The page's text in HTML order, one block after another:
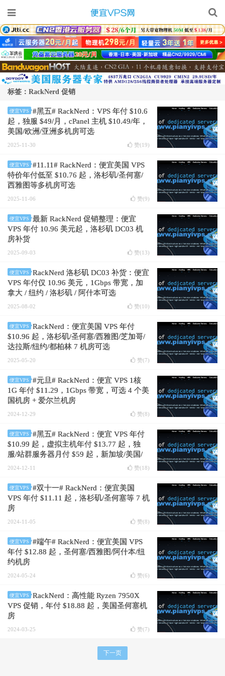
标签：RackNerd 促销
便宜VPS
#黑五# RackNerd：VPS 年付 $10.6
起，独服 $49/月，cPanel 主机 $10.49/年，
美国/欧洲/亚洲多机房可选
2025-11-30 赞(19)
便宜VPS
#11.11# RackNerd：便宜美国 VPS
特价年付低至 $10.76 起，洛杉矶/圣何塞/
西雅图等多机房可选
2025-11-06 赞(9)
便宜VPS
最新 RackNerd 促销整理：便宜
VPS 年付 10.96 美元起，洛杉矶 DC03 机
房补货
2025-09-03 赞(13)
便宜VPS
RackNerd 洛杉矶 DC03 补货：便宜
VPS 年付仅 10.96 美元，1Gbps 带宽，加
拿大 / 纽约 / 洛杉矶 / 阿什本可选
2025-08-02 赞(10)
便宜VPS
RackNerd：便宜美国 VPS 年付
$10.96 起，洛杉矶/圣何塞/西雅图/芝加哥/
达拉斯/纽约/都柏林 7 机房可选
2025-05-20 赞(7)
便宜VPS
#元旦# RackNerd：便宜 VPS 1核
1G 年付 $11.29，1Gbps 带宽，可选 4 个美
国机房 + 爱尔兰机房
2024-12-29 赞(8)
便宜VPS
#黑五# RackNerd：便宜 VPS 年付
$10.99 起，虚拟主机年付 $13.77 起，独
服/站群服务器月付 $59 起，新加坡/美国/
欧洲多机房
2024-12-11 赞(18)
便宜VPS
#双十一# RackNerd：便宜美国
VPS 年付 $11.11 起，洛杉矶/圣何塞等 7 机
房
2024-11-05 赞(8)
便宜VPS
#端午# RackNerd：便宜美国 VPS
年付 $12.88 起，圣何塞/西雅图/阿什本/纽
约机房
2024-05-24 赞(6)
便宜VPS
RackNerd：高性能 Ryzen 7950X
VPS 促销，年付 $18.88 起，美国圣何塞机
房
2024-03-25 赞(7)
下一页